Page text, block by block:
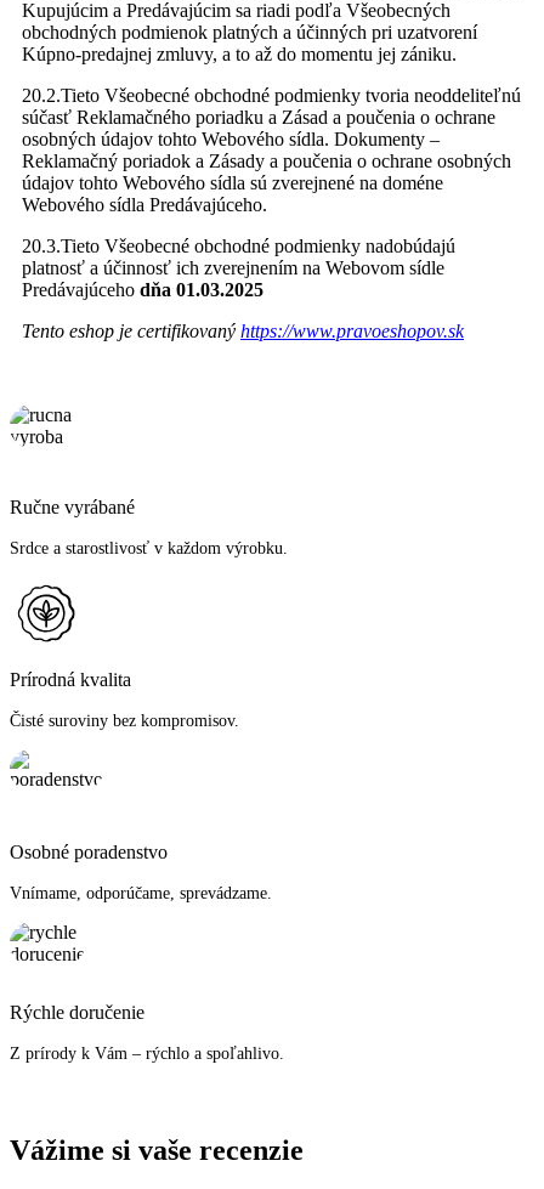
Kupujúcim a Predávajúcim sa riadi podľa Všeobecných
obchodných podmienok platných a účinných pri uzatvorení
Kúpno-predajnej zmluvy, a to až do momentu jej zániku.
20.2.Tieto Všeobecné obchodné podmienky tvoria neoddeliteľnú
súčasť Reklamačného poriadku a Zásad a poučenia o ochrane
osobných údajov tohto Webového sídla. Dokumenty –
Reklamačný poriadok a Zásady a poučenia o ochrane osobných
údajov tohto Webového sídla sú zverejnené na doméne
Webového sídla Predávajúceho.
20.3.Tieto Všeobecné obchodné podmienky nadobúdajú
platnosť a účinnosť ich zverejnením na Webovom sídle
Predávajúceho dňa 01.03.2025
Tento eshop je certifikovaný https://www.pravoeshopov.sk
Ručne vyrábané
Srdce a starostlivosť v každom výrobku.
Prírodná kvalita
Čisté suroviny bez kompromisov.
Osobné poradenstvo
Vnímame, odporúčame, sprevádzame.
Rýchle doručenie
Z prírody k Vám – rýchlo a spoľahlivo.
Vážime si vaše recenzie